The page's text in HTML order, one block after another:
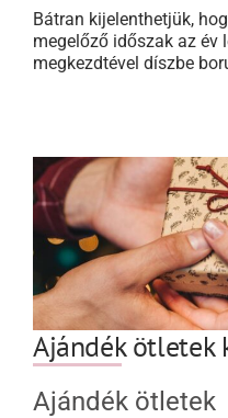
Bátran kijelenthetjük,
megelőző időszak az év
megkezdtével díszbe
Ajándék ötletek
Ajándék ötletek